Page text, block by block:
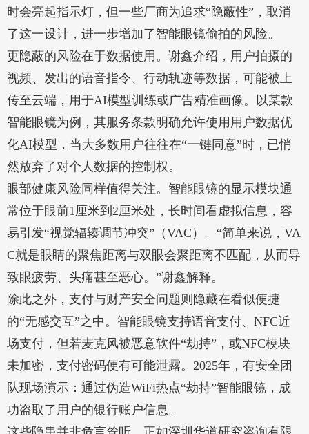
时会亮起指示灯，但一些厂商为追求“隐蔽性”，取消
了这一设计，进一步增加了智能眼镜偷拍的风险。
更隐蔽的风险在于数据使用。谢鑫介绍，用户拍摄的
视频、发出的语音指令、行动轨迹等数据，可能被上
传至云端，用于AI模型训练或广告精准画像。以某款
智能眼镜为例，其服务条款明确允许使用用户数据优
化AI模型，当大多数用户往往在“一键同意”时，已悄
然放弃了对个人数据的控制权。
眼部健康风险同样值得关注。智能眼镜的显示模块通
常位于眼前1厘米到2厘米处，长时间看虚拟信息，容
易引发“视觉辐辏调节冲突”（VAC）。“简单来说，VA
C就是眼睛的聚焦距离与双眼会聚距离不匹配，从而导
致眼疲劳、头痛甚至恶心。”谢鑫解释。
除此之外，支付与财产安全问题则隐藏在看似便捷
的“无感交互”之中。智能眼镜支持语音支付、NFC近
场支付，但若麦克风被恶意软件“劫持”，或NFC模块
未加密，支付密码便有可能泄露。2025年，有安全团
队现场演示：通过伪造WiFi热点“劫持”智能眼镜，成
功盗取了用户的银行账户信息。